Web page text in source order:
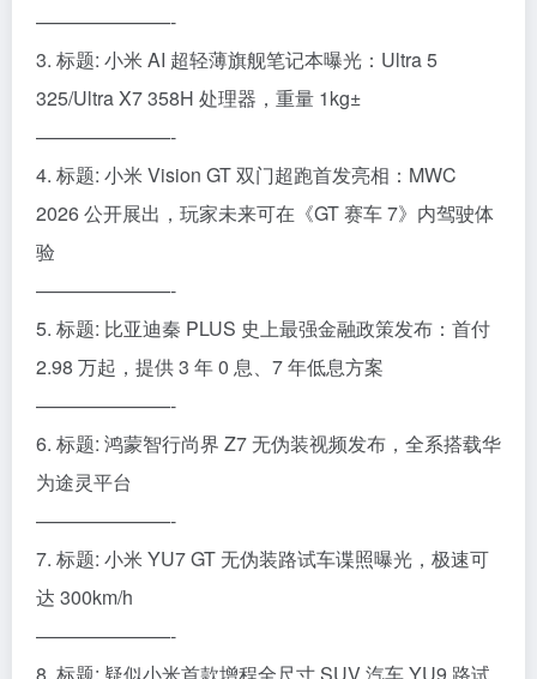
———————-
3. 标题: 小米 AI 超轻薄旗舰笔记本曝光：Ultra 5
325/Ultra X7 358H 处理器，重量 1kg±
———————-
4. 标题: 小米 Vision GT 双门超跑首发亮相：MWC
2026 公开展出，玩家未来可在《GT 赛车 7》内驾驶体
验
———————-
5. 标题: 比亚迪秦 PLUS 史上最强金融政策发布：首付
2.98 万起，提供 3 年 0 息、7 年低息方案
———————-
6. 标题: 鸿蒙智行尚界 Z7 无伪装视频发布，全系搭载华
为途灵平台
———————-
7. 标题: 小米 YU7 GT 无伪装路试车谍照曝光，极速可
达 300km/h
———————-